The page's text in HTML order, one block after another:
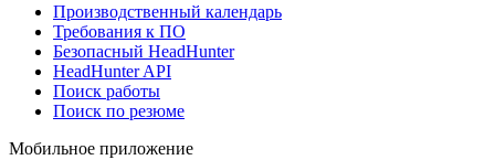
Производственный календарь
Требования к ПО
Безопасный HeadHunter
HeadHunter API
Поиск работы
Поиск по резюме
Мобильное приложение